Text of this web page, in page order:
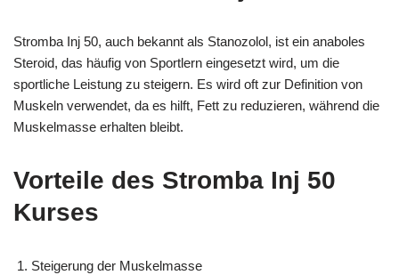
Stromba Inj 50, auch bekannt als Stanozolol, ist ein anaboles
Steroid, das häufig von Sportlern eingesetzt wird, um die
sportliche Leistung zu steigern. Es wird oft zur Definition von
Muskeln verwendet, da es hilft, Fett zu reduzieren, während die
Muskelmasse erhalten bleibt.
Vorteile des Stromba Inj 50
Kurses
Steigerung der Muskelmasse